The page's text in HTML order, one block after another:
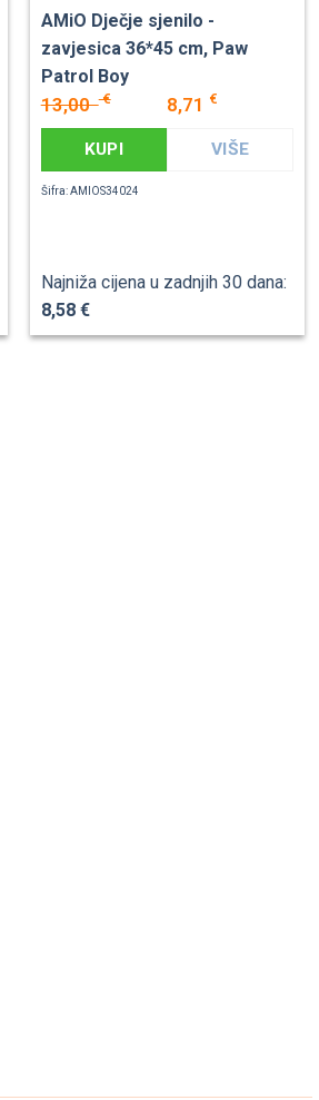
AMiO Dječje sjenilo -
zavjesica 36*45 cm, Paw
Patrol Boy
13,00€ 8,71 €
KUPI VIŠE
Šifra: AMIOS34024
Najniža cijena u zadnjih 30 dana:
8,58 €